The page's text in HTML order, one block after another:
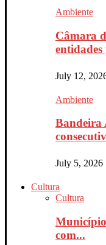
Ambiente
Câmara
entidades
July 12,
Ambiente
Bandeira
July 5, 2026
Cultura
Cultura
com...